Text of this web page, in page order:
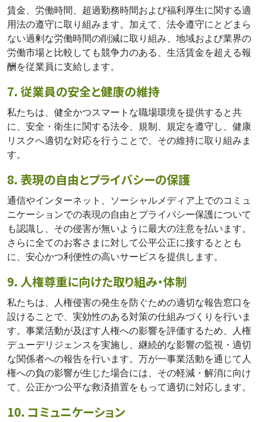
賃金、労働時間、超過勤務時間および福利厚生に関する適
用法の遵守に取り組みます。加えて、法令遵守にとどまら
ない過剰な労働時間の削減に取り組み、地域および業界の
労働市場と比較しても競争力のある、生活賃金を超える報
酬を従業員に支給します。
7. 従業員の安全と健康の維持
私たちは、健全かつスマートな職場環境を提供すると共
に、安全・衛生に関する法令、規制、規定を遵守し、健康
リスクへ適切な対応を行うことで、その維持に取り組みま
す。
8. 表現の自由とプライバシーの保護
通信やインターネット、ソーシャルメディア上でのコミュ
ニケーションでの表現の自由とプライバシー保護について
も認識し、その侵害が無いように最大の注意を払います。
さらに全てのお客さまに対して公平公正に接するととも
に、安心かつ利便性の高いサービスを提供します。
9. 人権尊重に向けた取り組み・体制
私たちは、人権侵害の発生を防ぐための適切な報告窓口を
設けることで、実効性のある対策の仕組みづくりを行いま
す。事業活動が及ぼす人権への影響を評価するため、人権
デューデリジェンスを実施し、継続的な影響の監視・適切
な関係者への報告を行います。万が一事業活動を通じて人
権への負の影響が生じた場合には、その軽減・解消に向け
て、公正かつ公平な救済措置をもって適切に対応します。
10. コミュニケーション